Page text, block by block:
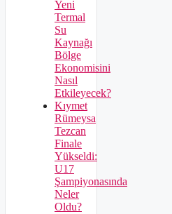
Yeni
Termal
Su
Kaynağı
Bölge
Ekonomisini
Nasıl
Etkileyecek?
Kıymet
Rümeysa
Tezcan
Finale
Yükseldi:
U17
Şampiyonasında
Neler
Oldu?